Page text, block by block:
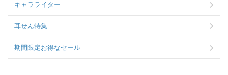
キャラライター
耳せん特集
期間限定お得なセール